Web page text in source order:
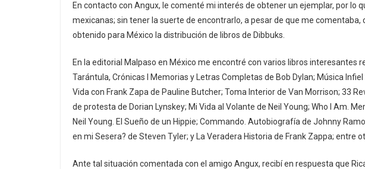
En contacto con Angux, le comenté mi interés de obtener un ejemplar, por lo
mexicanas; sin tener la suerte de encontrarlo, a pesar de que me comentaba,
obtenido para México la distribución de libros de Dibbuks.
En la editorial Malpaso en México me encontré con varios libros interesantes
Tarántula, Crónicas I Memorias y Letras Completas de Bob Dylan; Música Infiel
Vida con Frank Zapa de Pauline Butcher; Toma Interior de Van Morrison; 33
de protesta de Dorian Lynskey; Mi Vida al Volante de Neil Young; Who I Am.
Neil Young. El Sueño de un Hippie; Commando. Autobiografía de Johnny
en mi Sesera? de Steven Tyler; y La Veradera Historia de Frank Zappa; entre
Ante tal situación comentada con el amigo Angux, recibí en respuesta que